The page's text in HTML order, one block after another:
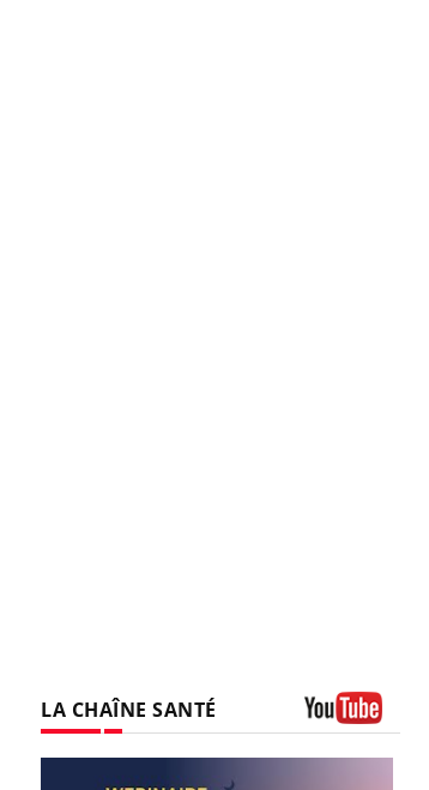
LA CHAÎNE SANTÉ